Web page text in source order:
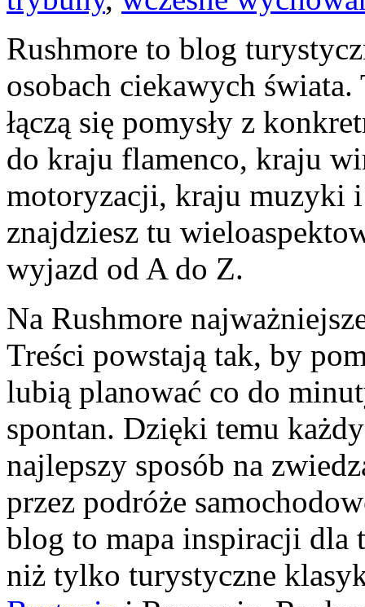
Rushmore to blog
osobach ciekawych
łączą się pomysły z
do kraju flamenco, kraju
motoryzacji, kraju muzyki
znajdziesz tu
wyjazd od A do Z.
Na Rushmore
Treści powstają tak, by
lubią planować co do
spontan. Dzięki temu
najlepszy sposób na
przez podróże
blog to mapa inspiracji dla
niż tylko turystyczne